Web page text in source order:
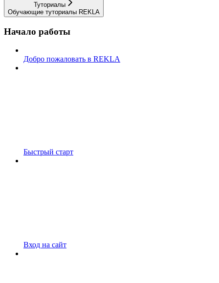
Туториалы
Обучающие туториалы REKLA
Начало работы
Добро пожаловать в REKLA
Быстрый старт
Вход на сайт